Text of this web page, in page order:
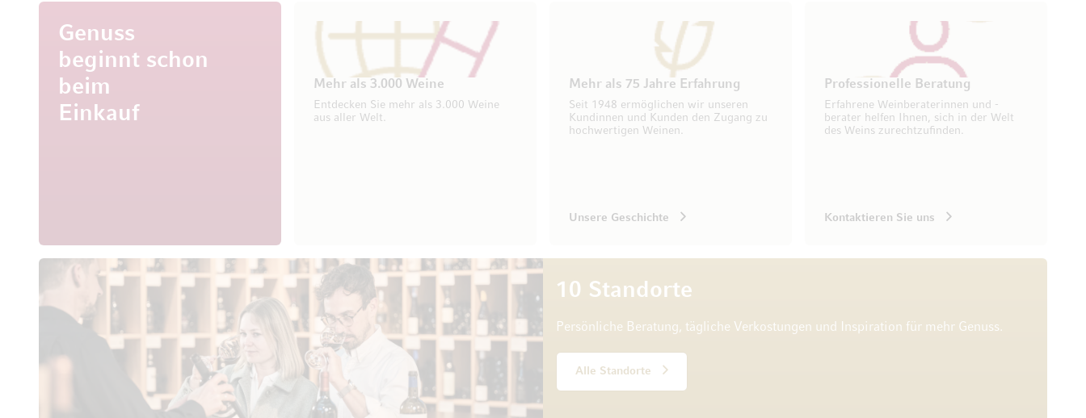
Genuss
beginnt schon
beim
Einkauf
Mehr als 3.000 Weine
Entdecken Sie mehr als 3.000 Weine
aus aller Welt.
Mehr als 75 Jahre Erfahrung
Seit 1948 ermöglichen wir unseren
Kundinnen und Kunden den Zugang zu
hochwertigen Weinen.
Unsere Geschichte
Professionelle Beratung
Erfahrene Weinberaterinnen und -
berater helfen Ihnen, sich in der Welt
des Weins zurechtzufinden.
Kontaktieren Sie uns
10 Standorte
Persönliche Beratung, tägliche Verkostungen und Inspiration für mehr Genuss.
Alle Standorte